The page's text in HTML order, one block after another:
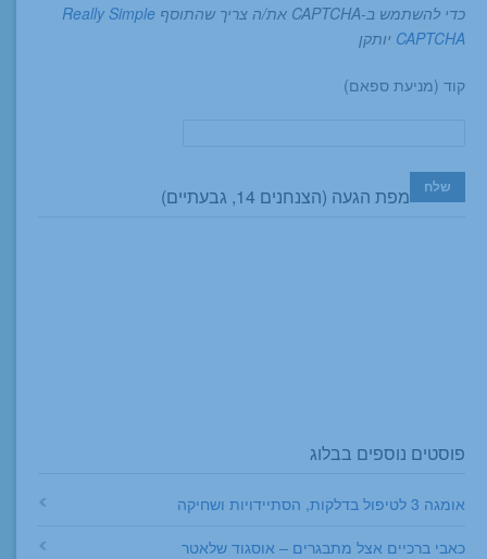
כדי להשתמש ב-CAPTCHA את/ה צריך שהתוסף
Really Simple
CAPTCHA יותקן
קוד (מניעת ספאם)
מפת הגעה (הצנחנים 14, גבעתיים)
פוסטים נוספים בבלוג
אומגה 3 לטיפול בדלקות, הסתיידויות ושחיקה
כאבי ברכיים אצל מתבגרים – אוסגוד שלאטר